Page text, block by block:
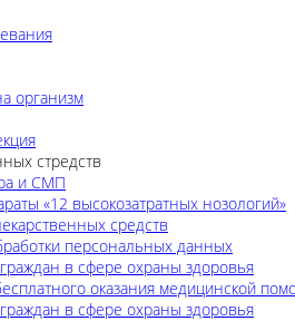
организм
стредств
и СМП
«12 высокозатратных нозологий»
средств
персональных данных
в сфере охраны здоровья
оказания медицинской
в сфере охраны здоровья